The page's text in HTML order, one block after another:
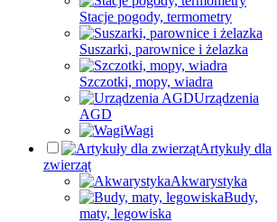
Stacje pogody, termometry
Suszarki, parownice i żelazka
Szczotki, mopy, wiadra
Urządzenia
AGD
Wagi
Artykuły dla
zwierząt
Akwarystyka
Budy,
maty, legowiska